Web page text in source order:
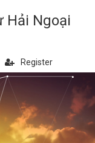
Hải Ngoại
Register